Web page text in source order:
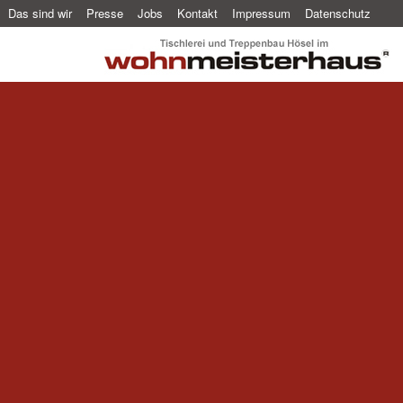
Das sind wir Presse Jobs Kontakt Impressum Datenschutz